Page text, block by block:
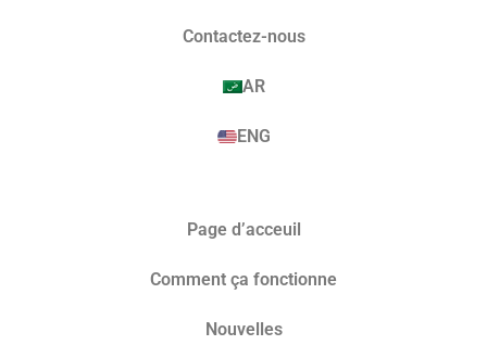
Contactez-nous
AR
ENG
Page d’acceuil
Comment ça fonctionne
Nouvelles